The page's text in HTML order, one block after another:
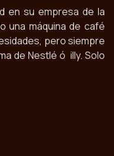
en su empresa de la
una máquina de café
pero siempre
de Nestlé ó illy. Solo